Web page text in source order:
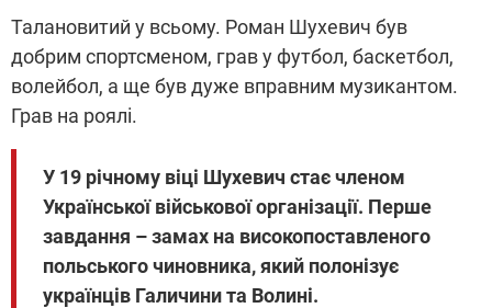
Талановитий у всьому. Роман Шухевич був
добрим спортсменом, грав у футбол, баскетбол,
волейбол, а ще був дуже вправним музикантом.
Грав на роялі.
У 19 річному віці Шухевич стає членом
Української військової організації. Перше
завдання – замах на високопоставленого
польського чиновника, який полонізує
українців Галичини та Волині.